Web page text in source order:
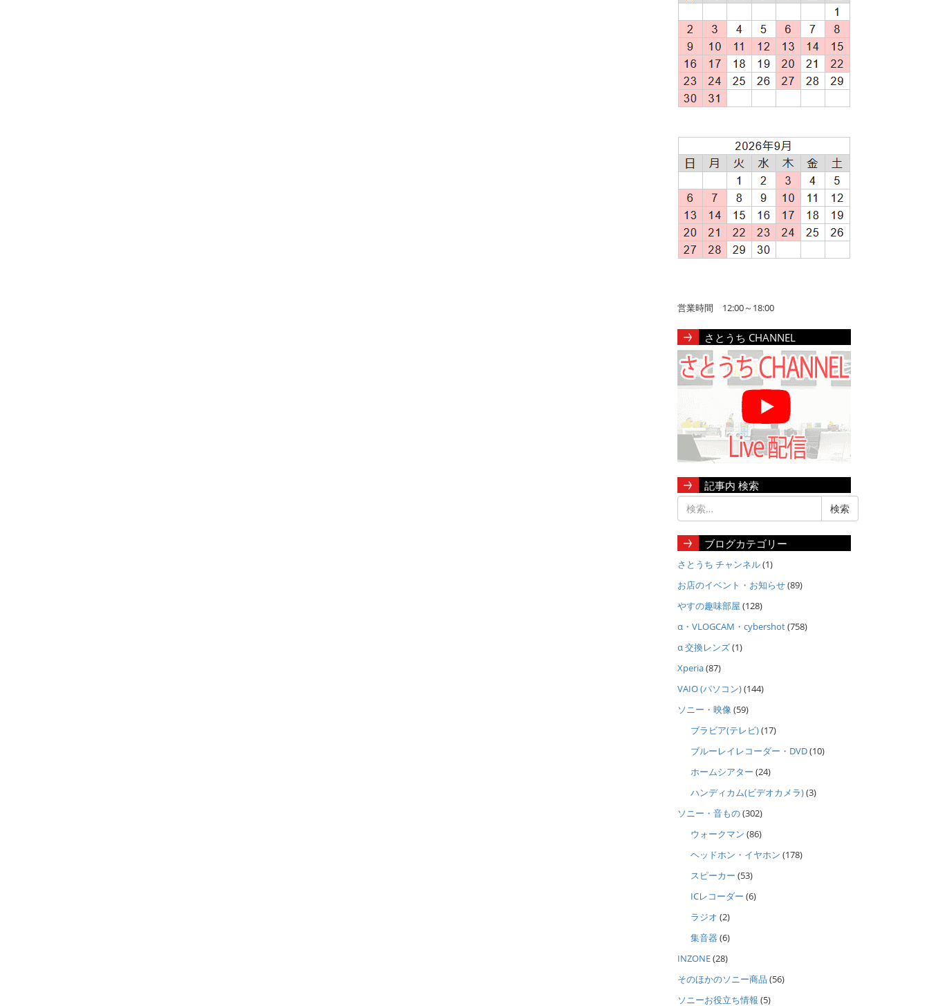
営業時間 12:00～18:00
さとうち CHANNEL
記事内 検索
ブログカテゴリー
さとうち チャンネル(1)
お店のイベント・お知らせ(89)
やすの趣味部屋 (128)
α・VLOGCAM・cybershot(758)
α 交換レンズ(1)
Xperia(87)
VAIO (パソコン)(144)
ソニー・映像(59)
ブラビア(テレビ)(17)
ブルーレイレコーダー・DVD(10)
ホームシアター (24)
ハンディカム(ビデオカメラ)(3)
ソニー・音もの(302)
ウォークマン (86)
ヘッドホン・イヤホン (178)
スピーカー (53)
ICレコーダー (6)
ラジオ (2)
集音器 (6)
INZONE(28)
そのほかのソニー商品 (56)
ソニーお役立ち情報 (5)